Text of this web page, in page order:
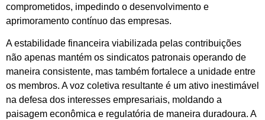
comprometidos, impedindo o desenvolvimento e
aprimoramento contínuo das empresas.
A estabilidade financeira viabilizada pelas contribuições
não apenas mantém os sindicatos patronais operando de
maneira consistente, mas também fortalece a unidade entre
os membros. A voz coletiva resultante é um ativo inestimável
na defesa dos interesses empresariais, moldando a
paisagem econômica e regulatória de maneira duradoura. A